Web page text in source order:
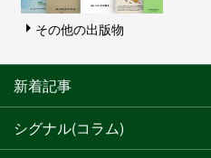
その他の出版物
新着記事
シグナル(コラム)